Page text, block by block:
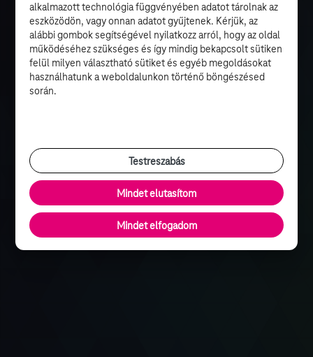
alkalmazott technológia függvényében adatot tárolnak az
eszközödön, vagy onnan adatot gyűjtenek. Kérjük, az
alábbi gombok segítségével nyilatkozz arról, hogy az oldal
működéséhez szükséges és így mindig bekapcsolt sütiken
felül milyen választható sütiket és egyéb megoldásokat
használhatunk a weboldalunkon történő böngészésed
során.
Testreszabás
Mindet elutasítom
Mindet elfogadom